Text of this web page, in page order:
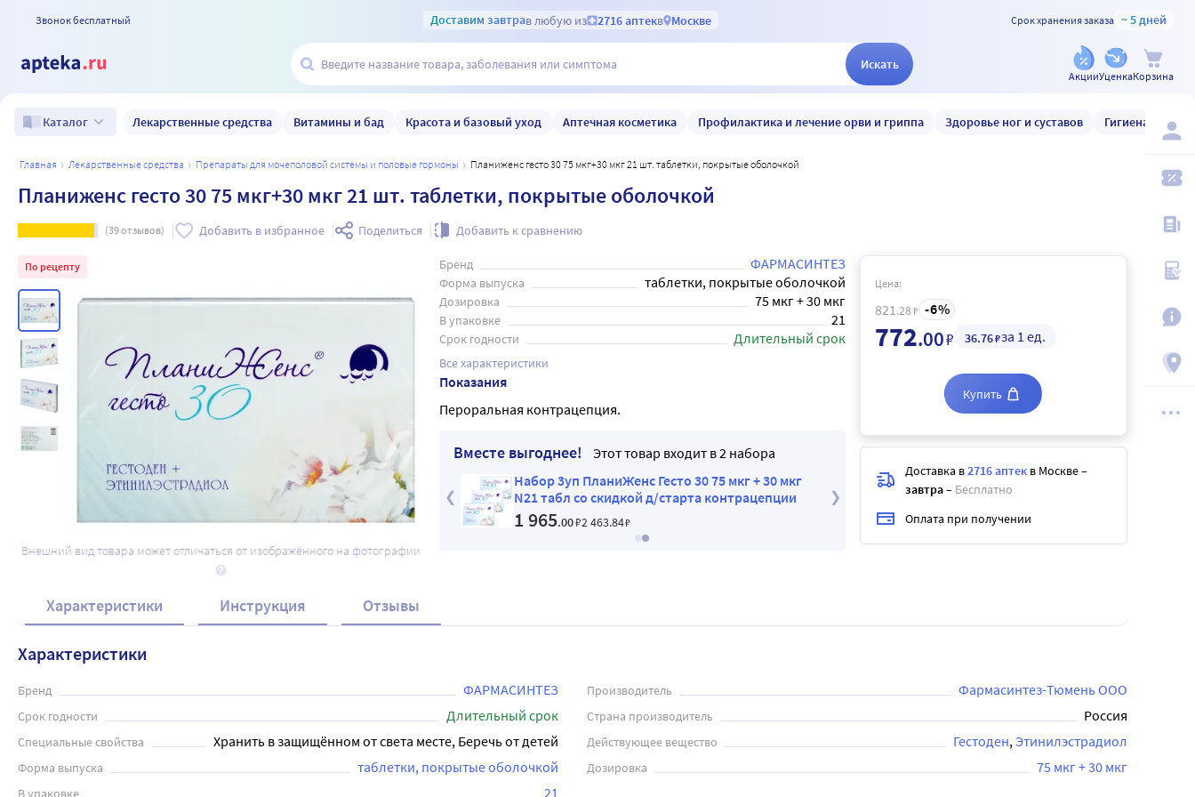
Звонок бесплатный Доставим завтрав любую из 2716 аптекв Москве Срок хранения заказа ~ 5 дней
Искать
АкцииУценкаКорзина
Каталог Лекарственные средства Витамины и бад Красота и базовый уход Аптечная косметика Профилактика и лечение орви и гриппа Здоровье ног и суставов Гигиена и уход
главная лекарственные средства препараты для мочеполовой системы и половые гормоны Планиженс гесто 30 75 мкг+30 мкг 21 шт. таблетки, покрытые оболочкой
Планиженс гесто 30 75 мкг+30 мкг 21 шт. таблетки, покрытые оболочкой
(39отзывов) Добавить в избранное Поделиться Добавить к сравнению
По рецепту
Внешний вид товара может отличаться от изображённого на фотографии
Бренд ФАРМАСИНТЕЗ
Форма выпуска таблетки, покрытые оболочкой
Дозировка 75 мкг + 30 мкг
В упаковке 21
Срок годности Длительный срок
Все характеристики
Показания
Пероральная контрацепция.
Вместе выгоднее!
Этот товар входит в 2 набора
Набор 2уп ПланиЖенс Гесто 30 75 мкг + 30 мкг
N21 табл со скидкой д/старта контрацепции
1 344.00₽1 642.56₽
Набор 3уп ПланиЖенс Гесто 30 75 мкг + 30 мкг
N21 табл со скидкой д/старта контрацепции
1 965.00₽2 463.84₽
Цена:
821 .28₽ 6
772.00₽ 36.76₽за 1 ед.
Купить
Доставка в2716 аптек в Москве–
завтра– Бесплатно
Оплата при получении
Характеристики Инструкция Отзывы
Характеристики
Бренд ФАРМАСИНТЕЗ Производитель Фармасинтез-Тюмень ООО
Срок годности Длительный срок Страна производитель Россия
Специальные свойства Хранить в защищённом от света месте, Беречь от детей Действующее вещество Гестоден Этинилэстрадиол
Форма выпуска таблетки, покрытые оболочкой Дозировка 75 мкг + 30 мкг
В упаковке 21